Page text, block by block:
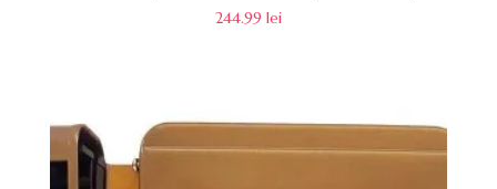
244.99 lei